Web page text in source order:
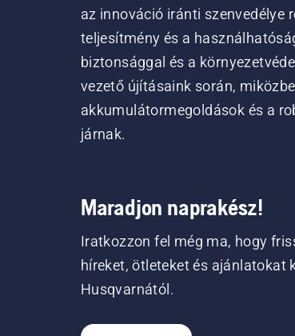
az innováció iránti szenvedélye
teljesítmény és a
biztonsággal és a
vezető újításaink során,
akkumulátormegoldások és a
járnak.
Maradjon naprakész!
Iratkozzon fel még ma, hogy
híreket, ötleteket és ajánlatokat
Husqvarnától.